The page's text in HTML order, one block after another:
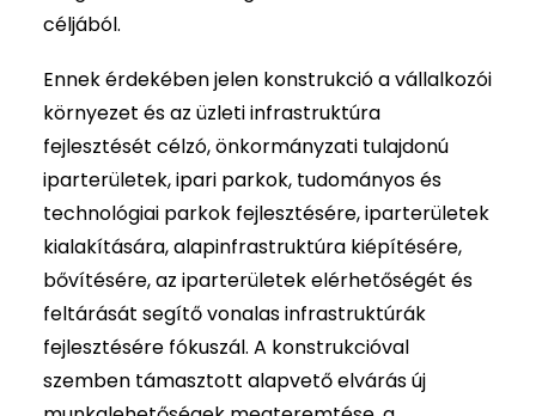
céljából.
Ennek érdekében jelen konstrukció a vállalkozói
környezet és az üzleti infrastruktúra
fejlesztését célzó, önkormányzati tulajdonú
iparterületek, ipari parkok, tudományos és
technológiai parkok fejlesztésére, iparterületek
kialakítására, alapinfrastruktúra kiépítésére,
bővítésére, az iparterületek elérhetőségét és
feltárását segítő vonalas infrastruktúrák
fejlesztésére fókuszál. A konstrukcióval
szemben támasztott alapvető elvárás új